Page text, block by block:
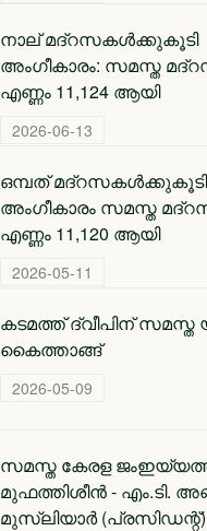
നാല് മദ്‌റസകൾക്കുകൂടി
അംഗീകാരം: സമസ്ത
എണ്ണം 11,124 ആയി
2026-06-13
ഒമ്പത് മദ്റസകള്‍ക്കുകൂടി
അംഗീകാരം സമസ്ത
എണ്ണം 11,120 ആയി
2026-05-11
കടമത്ത് ദ്വീപിന് സമസ്ത
കൈത്താങ്ങ്
2026-05-09
സമസ്ത കേരള
മുഫത്തിശീന്‍ - എം.ടി.
മുസ്‌ലിയാര്‍ (പ്രസിഡന്റ്)